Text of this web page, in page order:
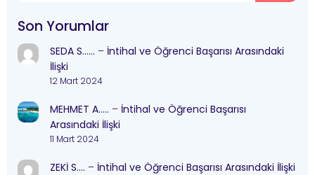
Son Yorumlar
SEDA S…… – İntihal ve Öğrenci Başarısı Arasındaki
İlişki
12 Mart 2024
MEHMET A….. – İntihal ve Öğrenci Başarısı
Arasındaki İlişki
11 Mart 2024
ZEKİ S…. – İntihal ve Öğrenci Başarısı Arasındaki İlişki